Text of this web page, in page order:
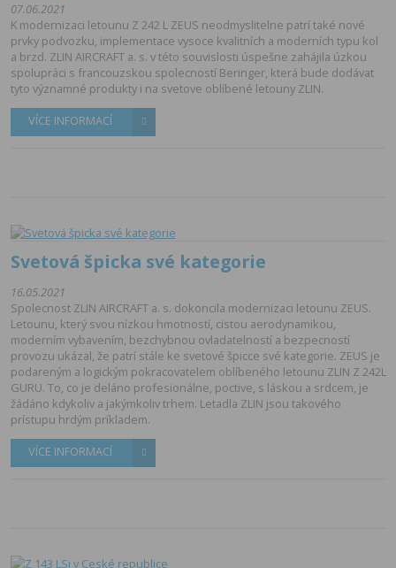
07.06.2021
K modernizaci letounu Z 242 L ZEUS neodmyslitelne patrí také nové
prvky podvozku, implementace vysoce kvalitních a moderních typu kol
a brzd. ZLIN AIRCRAFT a. s. v této souvislosti úspešne zahájila úzkou
spolupráci s francouzskou spolecností Beringer, která bude dodávat
tyto významné produkty i na svetove oblíbené letouny ZLIN.
VÍCE INFORMACÍ
Svetová špicka své kategorie
16.05.2021
Spolecnost ZLIN AIRCRAFT a. s. dokoncila modernizaci letounu ZEUS.
Letounu, který svou nízkou hmotností, cistou aerodynamikou,
moderním vybavením, bezchybnou ovladatelností a bezpecností
provozu ukázal, že patrí stále ke svetové špicce své kategorie. ZEUS je
podareným a logickým pokracovatelem oblíbeného letounu ZLIN Z 242L
GURU. To, co je deláno profesionálne, poctive, s láskou a srdcem, je
žádáno kdykoliv a jakýmkoliv trhem. Letadla ZLIN jsou takového
prístupu hrdým príkladem.
VÍCE INFORMACÍ